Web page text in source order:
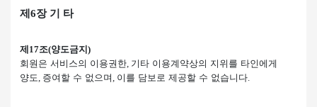
제 6장 기 타
제 17조(양도금지 )
회원은 서비스의 이용권한, 기타 이용계약상의 지위를 타인에게
양도, 증여할 수 없으며, 이를 담보로 제공할 수 없습니다.